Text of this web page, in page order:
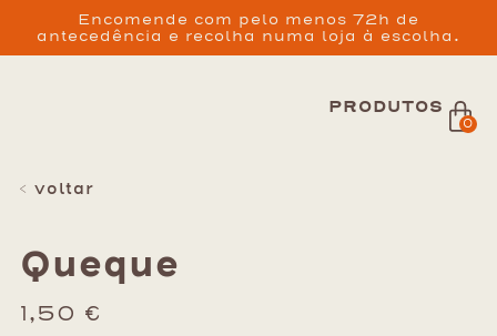
Encomende com pelo menos 72h de
antecedência e recolha numa loja à escolha.
PRODUTOS
0
< voltar
Queque
1,50 €